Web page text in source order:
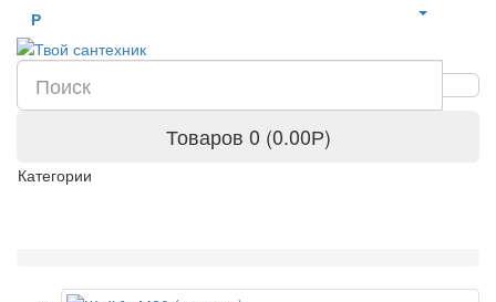
Р
Товаров 0 (0.00Р)
Категории